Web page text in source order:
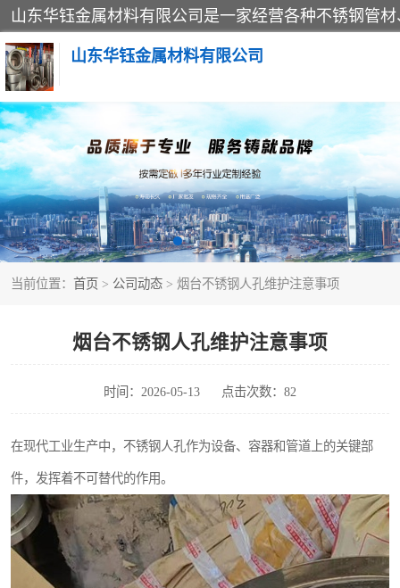
山东华钰金属材料有限公司
当前位置： 首页 > 公司动态 > 烟台不锈钢人孔维护注意事项
烟台不锈钢人孔维护注意事项
时间：2026-05-13 点击次数：82
在现代工业生产中，不锈钢人孔作为设备、容器和管道上的关键部
件，发挥着不可替代的作用。
不锈钢管
管件标准件
不锈钢人孔
不锈钢角钢
不锈钢板